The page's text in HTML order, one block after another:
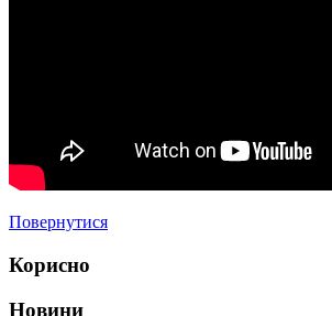
Повернутися
Корисно
Новини